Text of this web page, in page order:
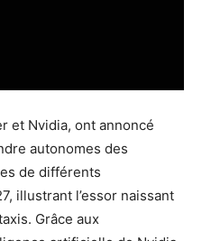
et Nvidia, ont annoncé
autonomes des
de différents
illustrant l’essor naissant
Grâce aux